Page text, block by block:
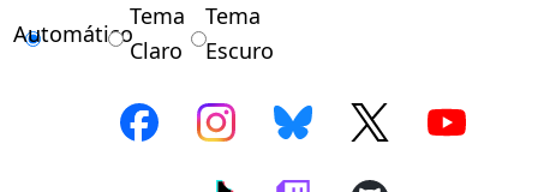
Automático
Tema
Claro
Tema
Escuro